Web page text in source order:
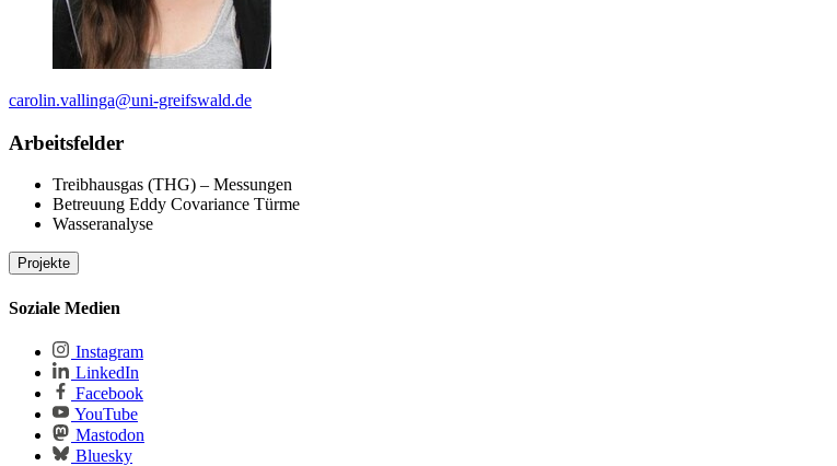
carolin.vallinga@uni-greifswald.de
Arbeitsfelder
Treibhausgas (THG) – Messungen
Betreuung Eddy Covariance Türme
Wasseranalyse
Projekte
laufende Projekte
PaludiPROGRESS
Paludi-MV: Paludi-Vorhaben in Mecklenburg-Vorpommern
Soziale Medien
Instagram
LinkedIn
Facebook
YouTube
Mastodon
Bluesky